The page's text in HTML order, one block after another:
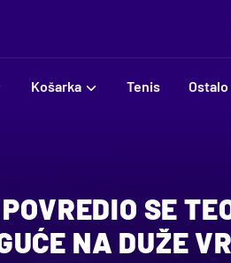
Košarka Tenis Ostalo
SE
NA DUŽE